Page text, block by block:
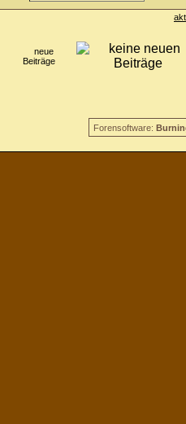
neue
Beiträge
Forensoftware: